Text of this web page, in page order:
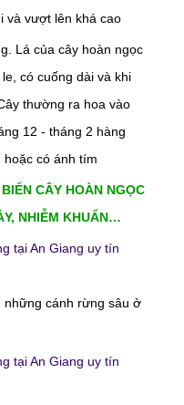
và vượt lên khá cao
Lá của cây hoàn ngọc
có cuống dài và khi
thường ra hoa vào
12 - tháng 2 hàng
có ánh tím
CÂY HOÀN NGỌC
NHIỄM KHUẨN…
cánh rừng sâu ở